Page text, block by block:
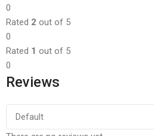
0
Rated 2 out of 5
0
Rated 1 out of 5
0
Reviews